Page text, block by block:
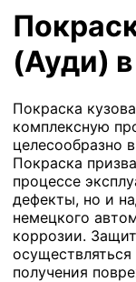
(Ауди)
Покраска
комплексную
целесообразно
Покраска
процессе
дефекты, но и
немецкого
коррозии.
получения